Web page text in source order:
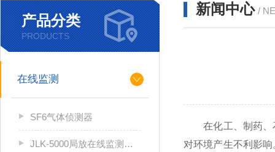
产品分类
PRODUCTS
在线监测
SF6气体侦测器
JLK-5000局放在线监测系统
新闻中心 /
在化工、制药、石
对环境产生不利影响